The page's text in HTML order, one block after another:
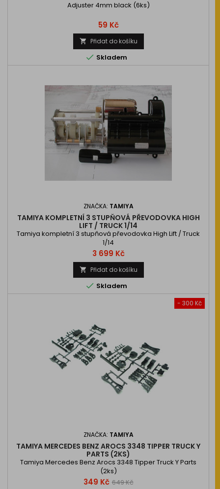
Adjuster 4mm black (6ks)
Cena
59 Kč
 Přidat do košíku
 Skladem
ZNAČKA: TAMIYA
TAMIYA KOMPLETNÍ 3 STUPŇOVÁ PŘEVODOVKA HIGH
LIFT / TRUCK 1/14
Tamiya kompletní 3 stupňová převodovka High Lift / Truck
1/14
Cena
3 699 Kč
 Přidat do košíku
 Skladem
- 300 Kč
ZNAČKA: TAMIYA
TAMIYA MERCEDES BENZ AROCS 3348 TIPPER TRUCK Y
PARTS (2KS)
Tamiya Mercedes Benz Arocs 3348 Tipper Truck Y Parts
(2ks)
Cena
349 Kč Běžná
649 Kč